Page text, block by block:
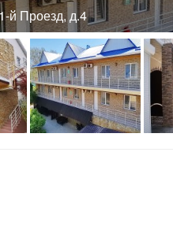
й Проезд, д.4